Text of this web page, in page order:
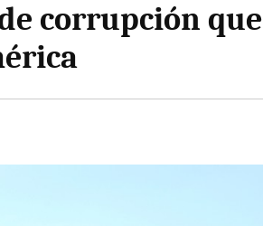
corrupción